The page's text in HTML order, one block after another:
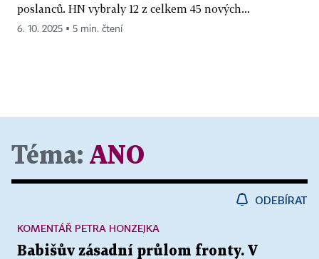
poslanců. HN vybraly 12 z celkem 45 nových...
6. 10. 2025 ▪ 5 min. čtení
Téma: ANO
ODEBÍRAT
Babišův zásadní průlom fronty. V
KOMENTÁŘ PETRA HONZEJKA